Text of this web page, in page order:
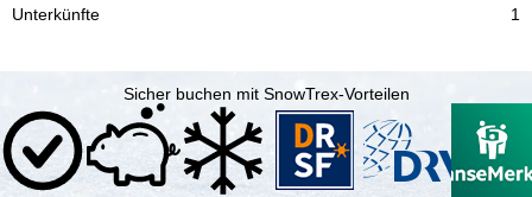
1
Sicher buchen mit SnowTrex-Vorteilen